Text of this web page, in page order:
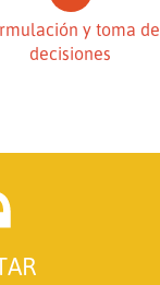
y toma de
decisiones